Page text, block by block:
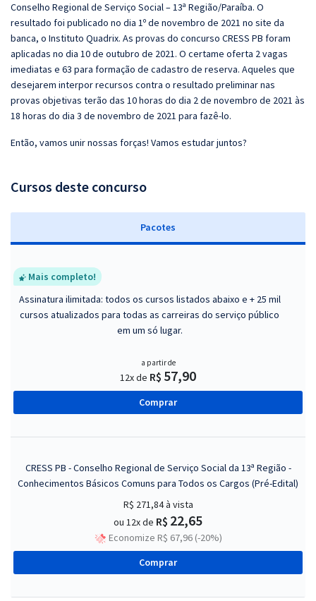
Conselho Regional de Serviço Social – 13ª Região/Paraíba. O
resultado foi publicado no dia 1º de novembro de 2021 no site da
banca, o Instituto Quadrix. As provas do concurso CRESS PB foram
aplicadas no dia 10 de outubro de 2021. O certame oferta 2 vagas
imediatas e 63 para formação de cadastro de reserva. Aqueles que
desejarem interpor recursos contra o resultado preliminar nas
provas objetivas terão das 10 horas do dia 2 de novembro de 2021 às
18 horas do dia 3 de novembro de 2021 para fazê-lo.
Então, vamos unir nossas forças! Vamos estudar juntos?
Cursos deste concurso
Pacotes
Mais completo!
Assinatura ilimitada: todos os cursos listados abaixo e + 25 mil
cursos atualizados para todas as carreiras do serviço público
em um só lugar.
a partir de
12x de R$ 57,90
Comprar
CRESS PB - Conselho Regional de Serviço Social da 13ª Região -
Conhecimentos Básicos Comuns para Todos os Cargos (Pré-Edital)
R$ 271,84à vista
ou 12x de R$ 22,65
Economize R$ 67,96 (-20%)
Comprar